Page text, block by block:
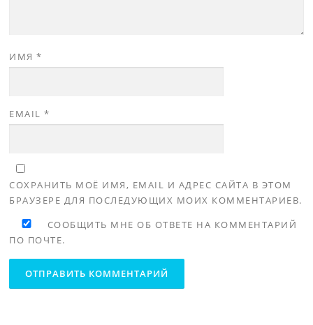
ИМЯ*
EMAIL*
СОХРАНИТЬ МОЁ ИМЯ, EMAIL И АДРЕС САЙТА В ЭТОМ
БРАУЗЕРЕ ДЛЯ ПОСЛЕДУЮЩИХ МОИХ КОММЕНТАРИЕВ.
СООБЩИТЬ МНЕ ОБ ОТВЕТЕ НА КОММЕНТАРИЙ
ПО ПОЧТЕ.